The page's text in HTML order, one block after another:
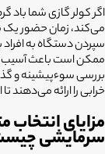
اگر کولر گازی شما باد
می‌کند، زمان حضور
سپردن دستگاه به
ممکن است باعث
بررسی سوءپیشینه و
خرابی را ارائه
مزایای
سرمایشی